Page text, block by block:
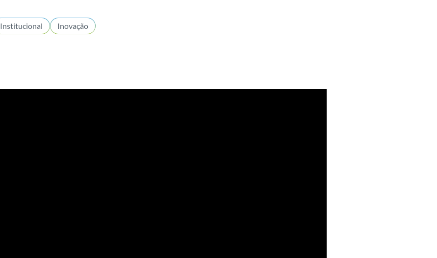
Institucional Inovação